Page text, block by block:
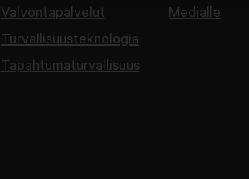
Valvontapalvelut
Turvallisuusteknologia
Tapahtumaturvallisuus
Medialle